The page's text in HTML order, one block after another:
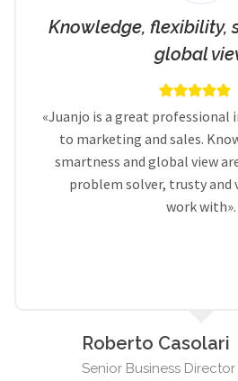
Knowledge, flexibility,
global
«Juanjo is a great professional
to marketing and sales.
smartness and global view
problem solver, trusty and
work with».
Roberto Casolari
Senior Business